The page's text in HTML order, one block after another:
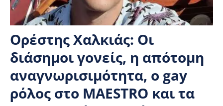
Ορέστης Χαλκιάς: Οι
διάσημοι γονείς, η απότομη
αναγνωρισιμότητα, ο gay
ρόλος στο MAESTRO και τα